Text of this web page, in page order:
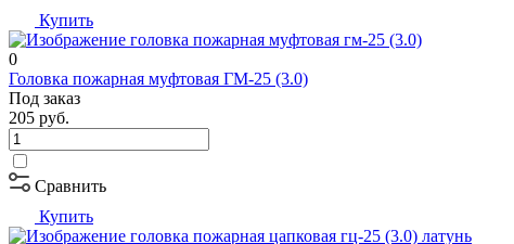
Купить
0
Головка пожарная муфтовая ГМ-25 (3.0)
Под заказ
205 руб.
Сравнить
Купить